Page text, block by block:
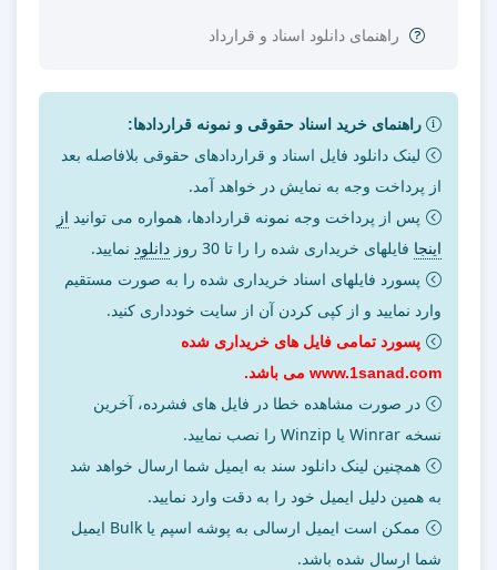
راهنمای دانلود اسناد و قرارداد
راهنمای خرید اسناد حقوقی و نمونه قراردادها:
لینک دانلود فایل اسناد و قراردادهای حقوقی بلافاصله بعد
از پرداخت وجه به نمایش در خواهد آمد.
پس از پرداخت وجه نمونه قراردادها، همواره می توانید از
اینجا فایلهای خریداری شده را را تا 30 روز دانلود نمایید.
پسورد فایلهای اسناد خریداری شده را به صورت مستقیم
وارد نمایید و از کپی کردن آن از سایت خودداری کنید.
پسورد تمامی فایل های خریداری شده
www.1sanad.com می باشد.
در صورت مشاهده خطا در فایل های فشرده، آخرین
نسخه Winrar یا Winzip را نصب نمایید.
همچنین لینک دانلود سند به ایمیل شما ارسال خواهد شد
به همین دلیل ایمیل خود را به دقت وارد نمایید.
ممکن است ایمیل ارسالی به پوشه اسپم یا Bulk ایمیل
شما ارسال شده باشد.